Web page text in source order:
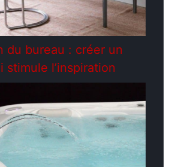
du bureau : créer un
stimule l’inspiration